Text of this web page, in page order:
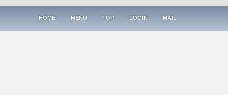
HOME MENU TOP LOGIN MAIL